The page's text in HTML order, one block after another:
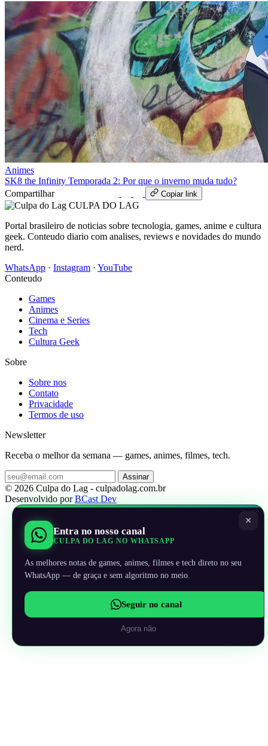
Animes
SK8 the Infinity Temporada 2: Por que o inverno muda tudo?
Compartilhar
Copiar link
CULPA DO LAG
Portal brasileiro de noticias sobre tecnologia, games, anime e cultura
geek. Conteudo diario com analises, reviews e novidades do mundo
nerd.
WhatsApp · Instagram · YouTube
Conteudo
Games
Animes
Cinema e Series
Tech
Cultura Geek
Sobre
Sobre nos
Contato
Privacidade
Termos de uso
Newsletter
Receba o melhor da semana — games, animes, filmes, tech.
Assinar
© 2026 Culpa do Lag - culpadolag.com.br
Desenvolvido porBCast Dev
×
Entra no nosso canal
CULPA DO LAG NO WHATSAPP
As melhores notas de games, animes, filmes e tech direto no seu
WhatsApp — de graça e sem algoritmo no meio.
Seguir no canal
Agora não